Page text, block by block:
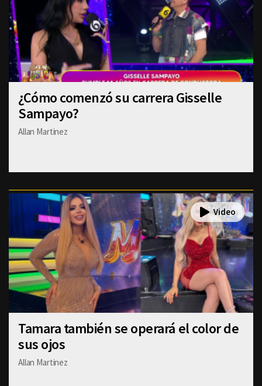
¿Cómo comenzó su carrera Gisselle
Sampayo?
Allan Martinez
Tamara también se operará el color de
sus ojos
Allan Martinez